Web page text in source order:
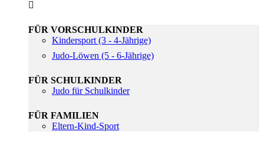
FÜR VORSCHULKINDER
Kindersport (3 - 4-Jährige)
Judo-Löwen (5 - 6-Jährige)
FÜR SCHULKINDER
Judo für Schulkinder
FÜR FAMILIEN
Eltern-Kind-Sport